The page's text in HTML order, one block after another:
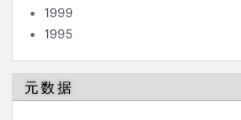
1999
1995
元数据